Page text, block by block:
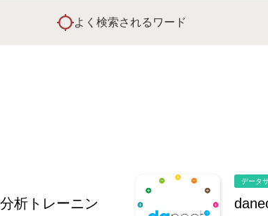
よく検索されるワード
析トレーニン
データ